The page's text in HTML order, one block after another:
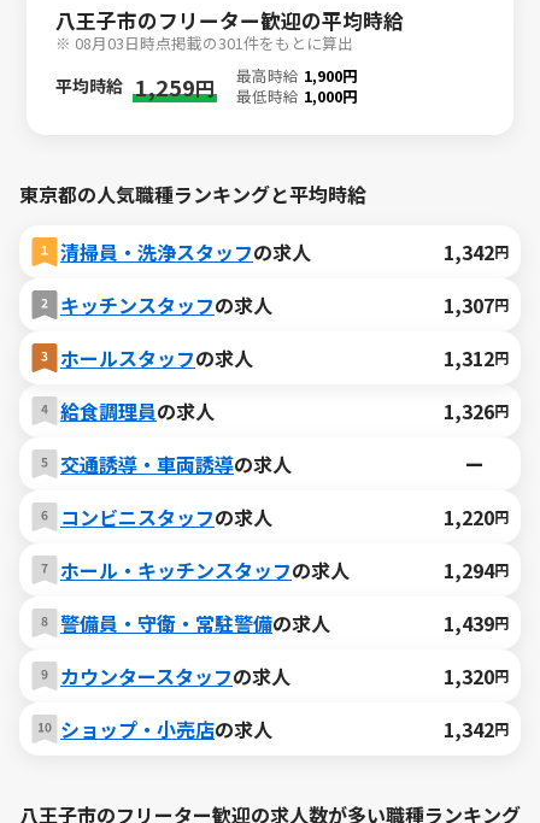
八王子市のフリーター歓迎の平均時給
※ 08月03日時点掲載の301件をもとに算出
平均時給 1,259円 最高時給 1,900円
最低時給 1,000円
東京都の人気職種ランキングと平均時給
清掃員・洗浄スタッフの求人 1,342円
キッチンスタッフの求人 1,307円
ホールスタッフの求人 1,312円
給食調理員の求人 1,326円
交通誘導・車両誘導の求人
ー
コンビニスタッフの求人 1,220円
ホール・キッチンスタッフの求人 1,294円
警備員・守衛・常駐警備の求人 1,439円
カウンタースタッフの求人 1,320円
ショップ・小売店の求人 1,342円
八王子市のフリーター歓迎の求人数が多い職種ランキング